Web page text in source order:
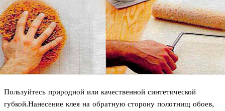
Пользуйтесь природной или качественной синтетической
губкой.Нанесение клея на обратную сторону полотнищ обоев,